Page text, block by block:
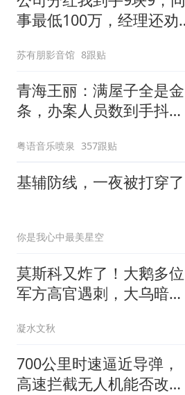
事最低100万，经理还劝
苏有朋影音馆 8跟贴
青海王丽：满屋子全是金
条，办案人员数到手抖，
粤语音乐喷泉 357跟贴
基辅防线，一夜被打穿了
你是我心中最美星空
莫斯科又炸了！大鹅多位
军方高官遇刺，大乌暗杀
凝水文秋
700公里时速逼近导弹，
高速拦截无人机能否改写